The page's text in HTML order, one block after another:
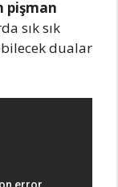
pişman
sık sık
dualar